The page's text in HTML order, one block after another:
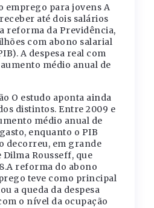
emprego para jovens A
até dois salários
reforma da Previdência,
com abono salarial
A despesa real com
médio anual de
O estudo aponta ainda
distintos. Entre 2009 e
médio anual de
enquanto o PIB
decorreu, em grande
Rousseff, que
reforma do abono
teve como principal
a queda da despesa
o nível da ocupação